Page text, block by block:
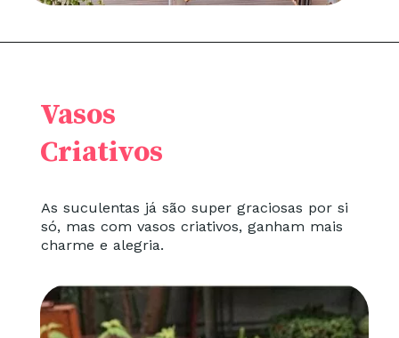
As suculentas já são super graciosas por si
só, mas com vasos criativos, ganham mais
charme e alegria.
Vasos
Criativos